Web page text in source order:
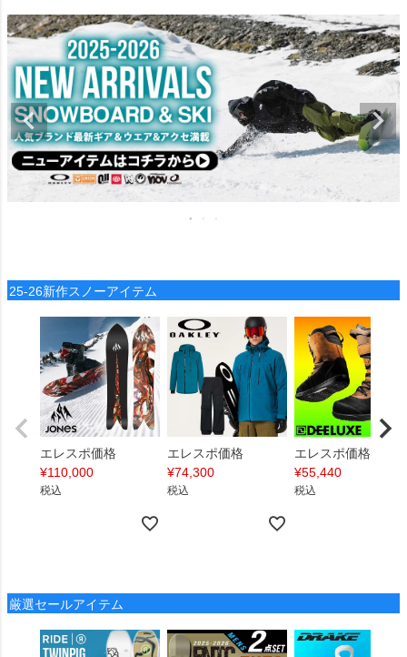
25-26新作スノーアイテム
エレスポ価格
¥110,000
税込
エレスポ価格
¥74,300
税込
エレスポ価格
¥55,440
税込
厳選セールアイテム